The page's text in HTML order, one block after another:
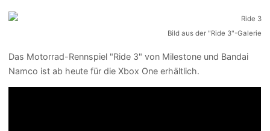
Bild aus der "Ride 3"-Galerie
Das Motorrad-Rennspiel "Ride 3" von Milestone und Bandai
Namco ist ab heute für die Xbox One erhältlich.